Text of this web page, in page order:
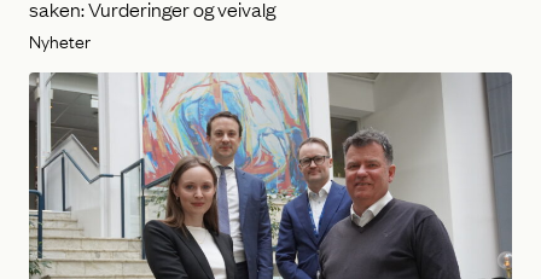
saken: Vurderinger og veivalg
Nyheter